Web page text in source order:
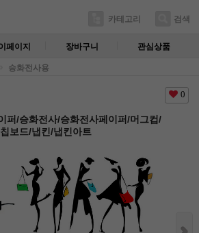
카테고리 검색
페이지 장바구니 관심상품
승화전사용
0
퍼/승화전사/승화전사페이퍼/머그컵/
칩보드/냅킨/냅킨아트